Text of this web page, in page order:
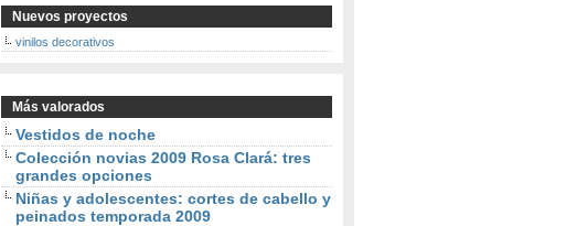
Nuevos proyectos
vinilos decorativos
Más valorados
Vestidos de noche
Colección novias 2009 Rosa Clará: tres
grandes opciones
Niñas y adolescentes: cortes de cabello y
peinados temporada 2009